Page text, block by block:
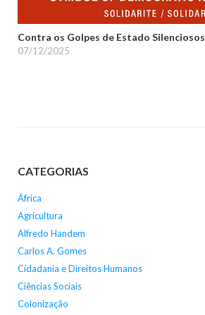
Contra os Golpes de Estado Silenciosos
07/12/2025
CATEGORIAS
África
Agricultura
Alfredo Handem
Carlos A. Gomes
Cidadania e Direitos Humanos
Ciências Sociais
Colonização